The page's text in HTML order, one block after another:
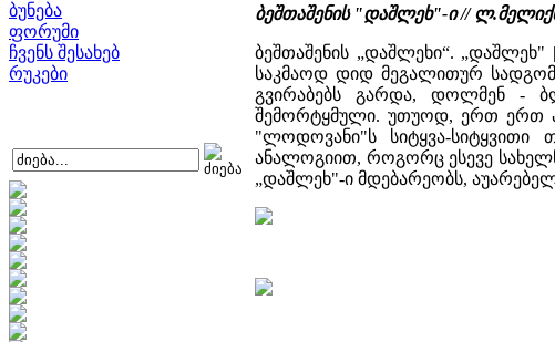
ბუნება
ფორუმი
ჩვენს შესახებ
რუკები
ბეშთაშენის "დაშლეხ"-ი //
ბეშთაშენის „დაშლეხი“.
საკმაოდ დიდ მეგალითურ
გვირაბებს გარდა, დოლმენ -
შემორტყმული. უთუოდ, ერთ ერთ
"ლოდოვანი"ს სიტყვა-სიტყვითი
ანალოგიით, როგორც ესევე
„დაშლეხ"-ი მდებარეობს,